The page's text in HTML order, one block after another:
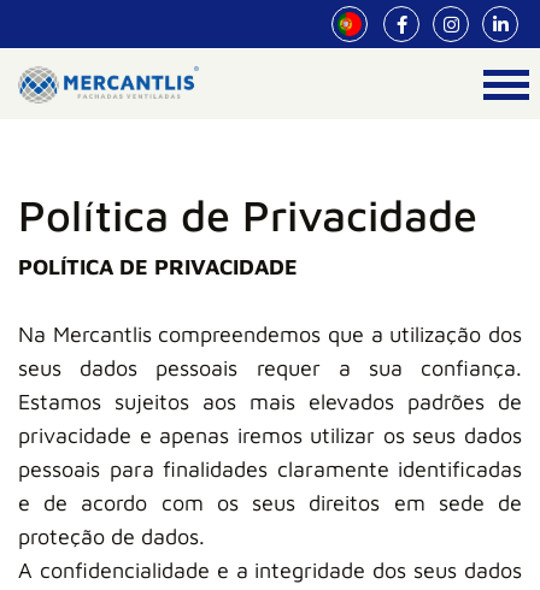
Política de Privacidade
POLÍTICA DE PRIVACIDADE
Na Mercantlis compreendemos que a utilização dos
seus dados pessoais requer a sua confiança.
Estamos sujeitos aos mais elevados padrões de
privacidade e apenas iremos utilizar os seus dados
pessoais para finalidades claramente identificadas
e de acordo com os seus direitos em sede de
proteção de dados.
A confidencialidade e a integridade dos seus dados